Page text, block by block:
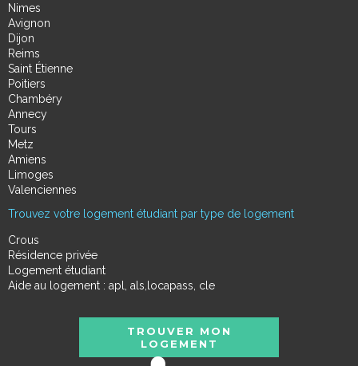
Nimes
Avignon
Dijon
Reims
Saint Étienne
Poitiers
Chambéry
Annecy
Tours
Metz
Amiens
Limoges
Valenciennes
Trouvez votre logement étudiant par type de logement
Crous
Résidence privée
Logement étudiant
Aide au logement : apl, als,locapass, cle
TROUVER MON
LOGEMENT